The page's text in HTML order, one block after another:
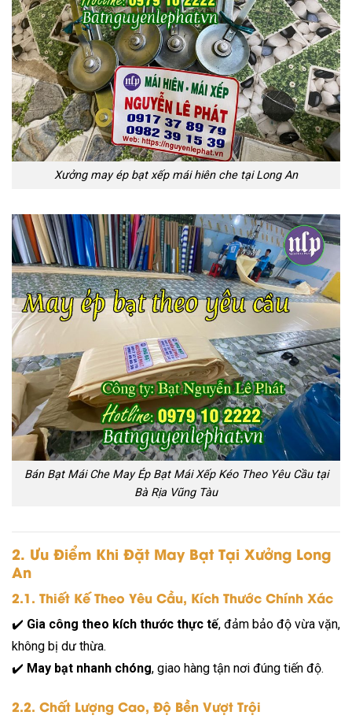
Xưởng may ép bạt xếp mái hiên che tại Long An
Bán Bạt Mái Che May Ép Bạt Mái Xếp Kéo Theo Yêu Cầu tại
Bà Rịa Vũng Tàu
2. Ưu Điểm Khi Đặt May Bạt Tại Xưởng Long
An
2.1. Thiết Kế Theo Yêu Cầu, Kích Thước Chính Xác
✔️ Gia công theo kích thước thực tế, đảm bảo độ vừa vặn,
không bị dư thừa.
✔️ May bạt nhanh chóng, giao hàng tận nơi đúng tiến độ.
2.2. Chất Lượng Cao, Độ Bền Vượt Trội